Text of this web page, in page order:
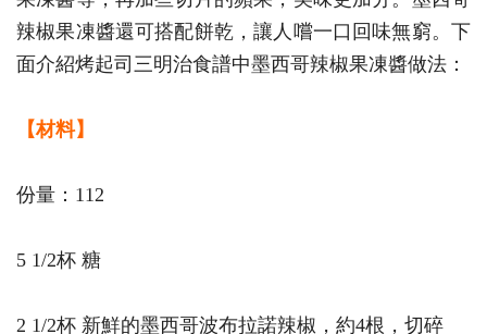
辣椒果凍醬還可搭配餅乾，讓人嚐一口回味無窮。下
面介紹烤起司三明治食譜中墨西哥辣椒果凍醬做法：
【材料】
份量：112
5 1/2杯 糖
2 1/2杯 新鮮的墨西哥波布拉諾辣椒，約4根，切碎